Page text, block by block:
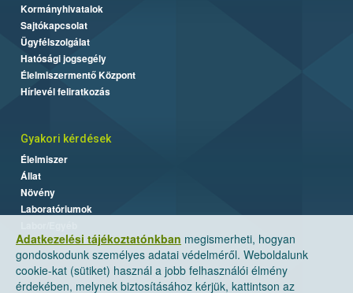
Adatkezelési tájékoztatónkban megismerheti, hogyan
gondoskodunk személyes adatai védelméről. Weboldalunk
cookie-kat (sütiket) használ a jobb felhasználói élmény
érdekében, melynek biztosításához kérjük, kattintson az
Kormányhivatalok
Sajtókapcsolat
Ügyfélszolgálat
Hatósági jogsegély
Élelmiszermentő Központ
Hírlevél feliratkozás
Gyakori kérdések
Élelmiszer
Állat
Növény
Laboratóriumok